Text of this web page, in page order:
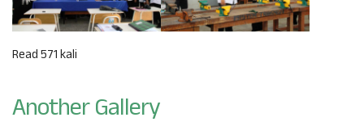
Read 571 kali
Another Gallery